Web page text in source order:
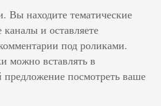
Вы находите тематические
и оставляете
под роликами.
можно вставлять в
предложение посмотреть ваше